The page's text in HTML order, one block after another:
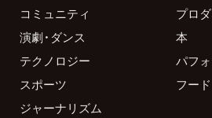
コミュニティ
プロ
演劇・ダンス
本
テクノロジー
パフ
スポーツ
フード
ジャーナリズム